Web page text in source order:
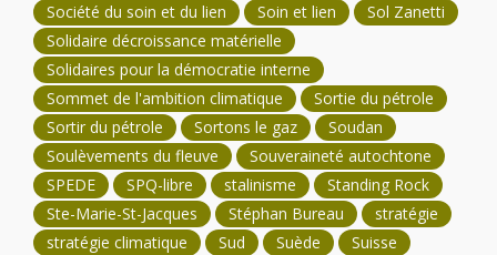
Société du soin et du lien
Soin et lien
Sol Zanetti
Solidaire décroissance matérielle
Solidaires pour la démocratie interne
Sommet de l'ambition climatique
Sortie du pétrole
Sortir du pétrole
Sortons le gaz
Soudan
Soulèvements du fleuve
Souveraineté autochtone
SPEDE
SPQ-libre stalinisme
Standing Rock
Ste-Marie-St-Jacques
Stéphan Bureau
stratégie
stratégie climatique
Sud Suède
Suisse